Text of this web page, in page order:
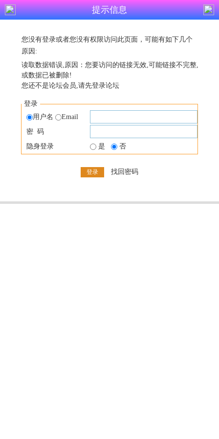
提示信息
您没有登录或者您没有权限访问此页面，可能有如下几个
原因:
读取数据错误,原因：您要访问的链接无效,可能链接不完整,
或数据已被删除!
您还不是论坛会员,请先登录论坛
登录
用户名
Email
密 码
隐身登录
是 否
找回密码